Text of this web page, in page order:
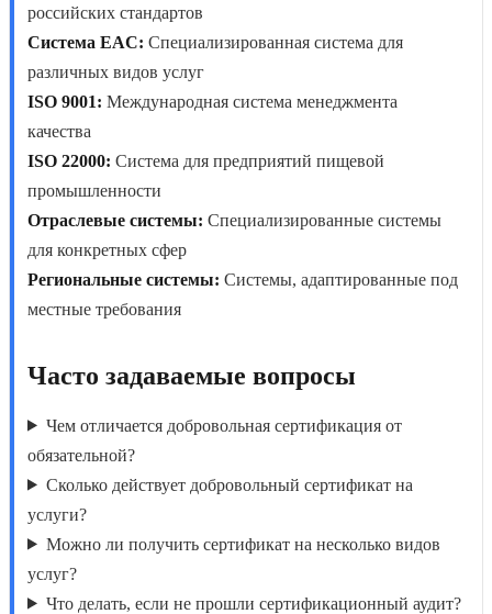
российских стандартов
Система EAC: Специализированная система для
различных видов услуг
ISO 9001: Международная система менеджмента
качества
ISO 22000: Система для предприятий пищевой
промышленности
Отраслевые системы: Специализированные системы
для конкретных сфер
Региональные системы: Системы, адаптированные под
местные требования
Часто задаваемые вопросы
Чем отличается добровольная сертификация от
обязательной?
Сколько действует добровольный сертификат на
услуги?
Можно ли получить сертификат на несколько видов
услуг?
Что делать, если не прошли сертификационный аудит?